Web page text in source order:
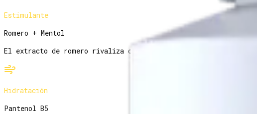
Estimulante
Romero + Mentol
El extracto de romero rivaliza con el minoxidil 2% en
Hidratación
Pantenol B5